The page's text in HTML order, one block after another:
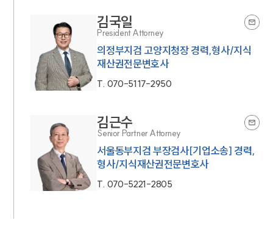
업무분야
지식재산권그룹 업무
전체
지식재산권전문변호사
소식/자료
언론보도
김국일
President Attorney
의정부지검 고양지청장 경력,형사/지식
재산권전문변호사
T. 070-5117-2950
김근수
Senior Partner Attorney
서울동부지검 부장검사[기업소송] 경력,
형사/지식재산권전문변호사
T. 070-5221-2805